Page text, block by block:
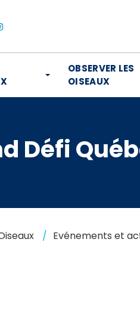
instagram
OBSERVER LES
OISEAUX
Défi
Evénements et